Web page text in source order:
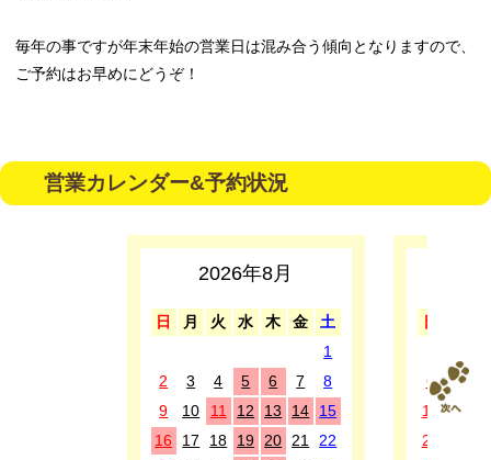
毎年の事ですが年末年始の営業日は混み合う傾向となりますので、
ご予約はお早めにどうぞ！
営業カレンダー&予約状況
2026年8月
日 月 火 水 木 金
土
1
2
3 4 5 6 7
8
9
10 11 12 13 14
15
16
17 18 19 20 21 22
日
6
7
13
14
20